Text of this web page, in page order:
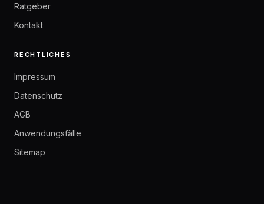
Ratgeber
Kontakt
RECHTLICHES
Impressum
Datenschutz
AGB
Anwendungsfälle
Sitemap